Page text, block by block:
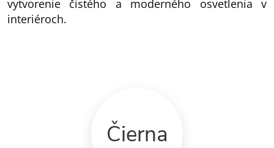
vytvorenie čistého a moderného osvetlenia v
interiéroch.
Čierna